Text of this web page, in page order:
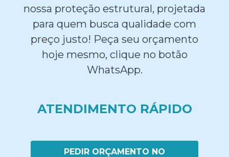
nossa proteção estrutural, projetada
para quem busca qualidade com
preço justo! Peça seu orçamento
hoje mesmo, clique no botão
WhatsApp.
ATENDIMENTO RÁPIDO
PEDIR ORÇAMENTO NO